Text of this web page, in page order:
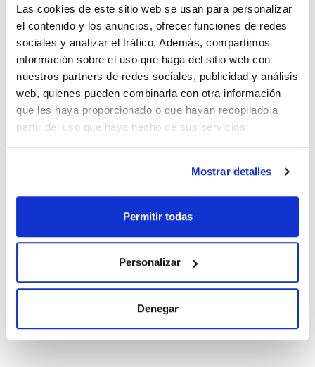
Las cookies de este sitio web se usan para personalizar
el contenido y los anuncios, ofrecer funciones de redes
sociales y analizar el tráfico. Además, compartimos
información sobre el uso que haga del sitio web con
nuestros partners de redes sociales, publicidad y análisis
web, quienes pueden combinarla con otra información
que les haya proporcionado o que hayan recopilado a
partir del uso que haya hecho de sus servicios.
Mostrar detalles
Permitir todas
Personalizar
Denegar
con tapón y anillo de vertido color azul
1033799006
Envase: x 10 u.
Disponibilidad : Ver stock
Mi precio: Comprar
Regístrate para
descargas
SDS/ Hoja de seguridad
Los productos marcados con esta imagen son
productos marca Scharlau habitualmente en stock,
listos para una entrega inmediata.